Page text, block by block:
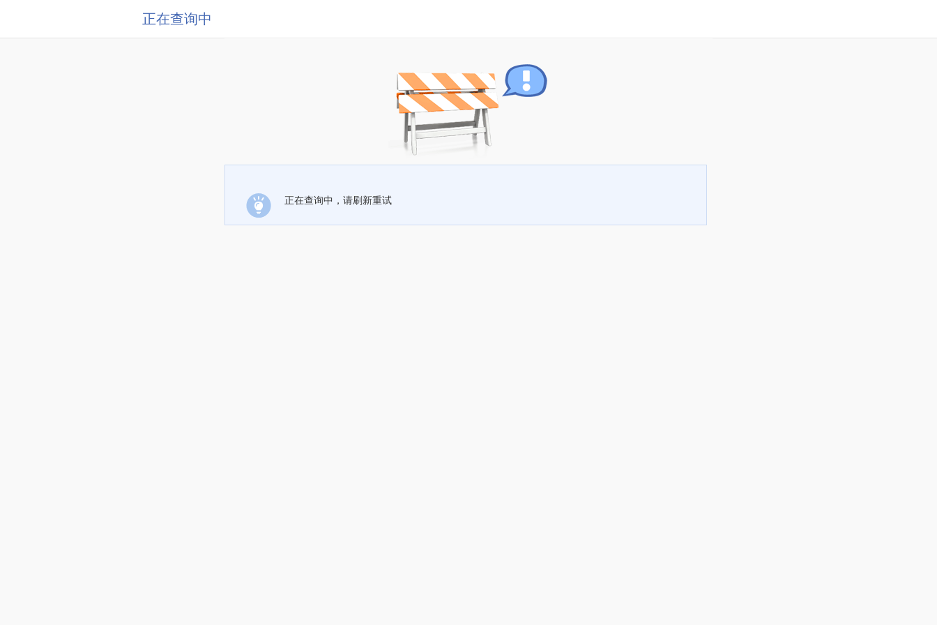
正在查询中
正在查询中，请刷新重试